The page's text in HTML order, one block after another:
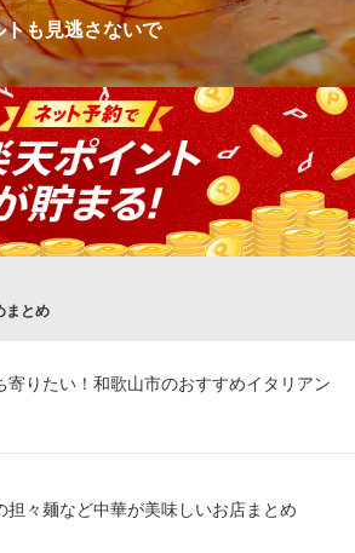
歩5分
4 リエス和歌山駅前ビル1F
も見逃さないで
の一種の純豆腐のこと。日本の汲み出し豆
豆腐をチゲに仕立てた鍋料理をスンドゥ
ープで煮込んだ純豆腐のなめらかな口当
辛さをしっかりと受け止め、美味しい一
。普通・辛口・激辛からお選びくださ
58
まとめ
寄りたい！和歌山市のおすすめイタリアン
担々麺など中華が美味しいお店まとめ